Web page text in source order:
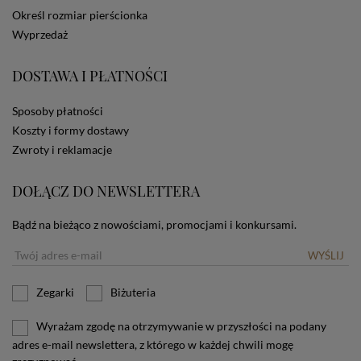
dotyczących cookies oznacza, że będą one
użytkownika. Jeżeli użytkownik nie wyraża zgody na
ustawienia swojej przeglądarki.
Określ rozmiar pierścionka
Wyprzedaż
DOSTAWA I PŁATNOŚCI
Sposoby płatności
Koszty i formy dostawy
Zwroty i reklamacje
DOŁĄCZ DO NEWSLETTERA
Bądź na bieżąco z nowościami, promocjami i konkursami.
WYŚLIJ
Zegarki Biżuteria
Wyrażam zgodę na otrzymywanie w przyszłości na podany
adres e-mail newslettera, z którego w każdej chwili mogę